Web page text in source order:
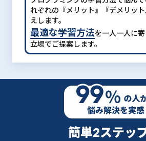
れぞれの『メリット』『デメリッ
えします。
最適な学習方法を一人一人に
立場でご提案します。
簡単2ステッ